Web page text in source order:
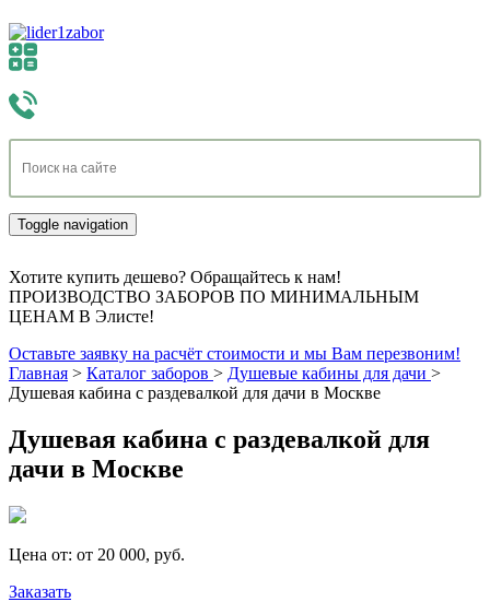
Toggle navigation
Хотите купить дешево? Обращайтесь к нам!
ПРОИЗВОДСТВО ЗАБОРОВ ПО МИНИМАЛЬНЫМ
ЦЕНАМ В Элисте!
Оставьте заявку на расчёт стоимости и мы Вам перезвоним!
Главная > Каталог заборов > Душевые кабины для дачи >
Душевая кабина с раздевалкой для дачи в Москве
Душевая кабина с раздевалкой для
дачи в Москве
Цена от: от 20 000, руб.
Заказать